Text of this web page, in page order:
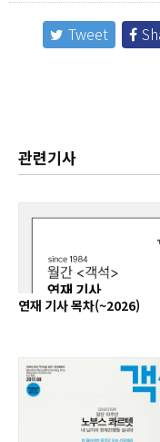
Tweet
관련기사
연재 기사 목차(~2026)